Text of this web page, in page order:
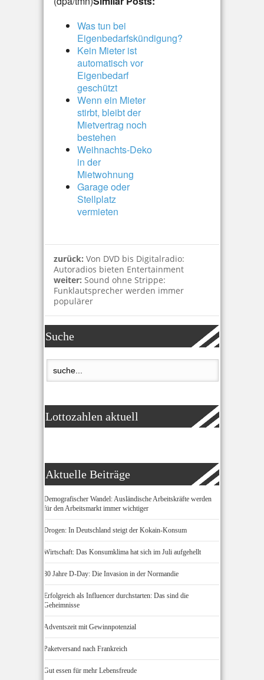
Was tun bei
Eigenbedarfskündigung?
Kein Mieter ist
automatisch vor
Eigenbedarf
geschützt
Wenn ein Mieter
stirbt, bleibt der
Mietvertrag noch
bestehen
Weihnachts-Deko
in der
Mietwohnung
Garage oder
Stellplatz
vermieten
zurück: Von DVD bis Digitalradio:
Autoradios bieten Entertainment
weiter: Sound ohne Strippe:
Funklautsprecher werden immer
populärer
Suche
Lottozahlen aktuell
Aktuelle Beiträge
Demografischer Wandel: Ausländische Arbeitskräfte werden
für den Arbeitsmarkt immer wichtiger
Drogen: In Deutschland steigt der Kokain-Konsum
Wirtschaft: Das Konsumklima hat sich im Juli aufgehellt
80 Jahre D-Day: Die Invasion in der Normandie
Erfolgreich als Influencer durchstarten: Das sind die
Geheimnisse
Adventszeit mit Gewinnpotenzial
Paketversand nach Frankreich
Gut essen für mehr Lebensfreude